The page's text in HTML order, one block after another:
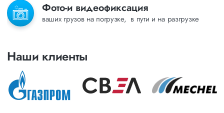
Фото-и видеофиксация
ваших грузов на погрузке, в пути и на разгрузке
Наши клиенты